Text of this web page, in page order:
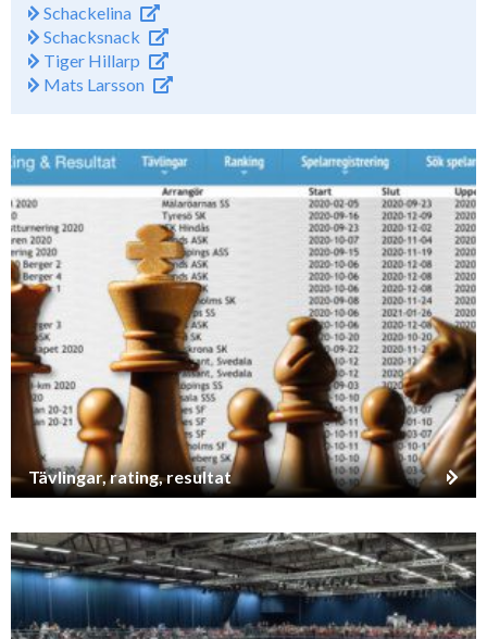
Schackelina
Schacksnack
Tiger Hillarp
Mats Larsson
Tävlingar, rating, resultat